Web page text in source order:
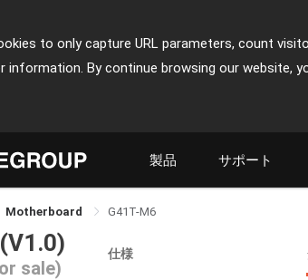
to only capture URL parameters, count
information. By continue browsing our website,
製品 サポート
Motherboard G41T-M6
sale)
仕様